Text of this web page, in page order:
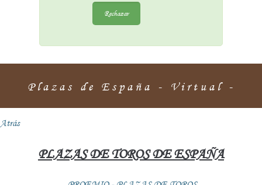
Rechazar
Plazas de España - Virtual -
Atrás
PLAZAS DE TOROS DE ESPAÑA